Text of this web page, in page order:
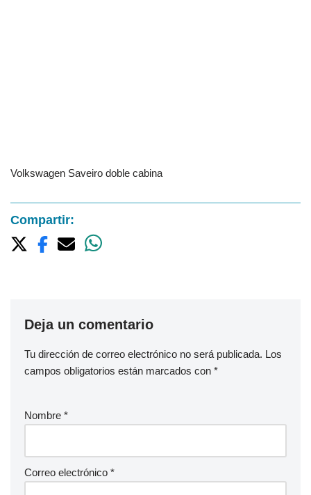
Volkswagen Saveiro doble cabina
Compartir:
Deja un comentario
Tu dirección de correo electrónico no será publicada. Los
campos obligatorios están marcados con *
Nombre *
Correo electrónico *